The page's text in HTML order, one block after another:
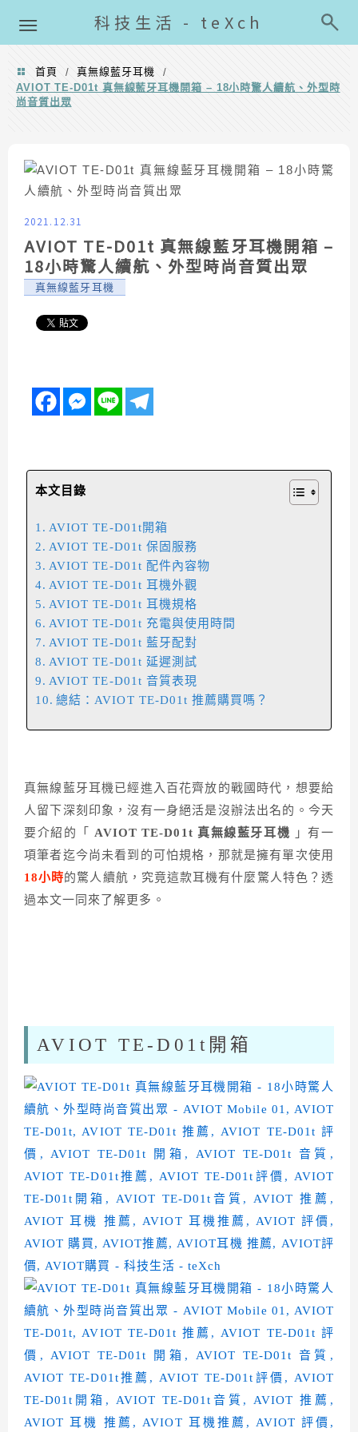
科技生活 - teXch
首頁 / 真無線藍牙耳機
/
AVIOT TE-D01t 真無線藍牙耳機開箱 – 18小時驚人續航、外型時
尚音質出眾
2021.12.31
AVIOT TE-D01t 真無線藍牙耳機開箱 –
18小時驚人續航、外型時尚音質出眾
真無線藍牙耳機
本文目錄
AVIOT TE-D01t開箱
AVIOT TE-D01t 保固服務
AVIOT TE-D01t 配件內容物
AVIOT TE-D01t 耳機外觀
AVIOT TE-D01t 耳機規格
AVIOT TE-D01t 充電與使用時間
AVIOT TE-D01t 藍牙配對
AVIOT TE-D01t 延遲測試
AVIOT TE-D01t 音質表現
總結：AVIOT TE-D01t 推薦購買嗎？
真無線藍牙耳機已經進入百花齊放的戰國時代，想要給
人留下深刻印象，沒有一身絕活是沒辦法出名的。今天
要介紹的「 AVIOT TE-D01t 真無線藍牙耳機 」有一
項筆者迄今尚未看到的可怕規格，那就是擁有單次使用
18小時的驚人續航，究竟這款耳機有什麼驚人特色？透
過本文一同來了解更多。
AVIOT TE-D01t開箱